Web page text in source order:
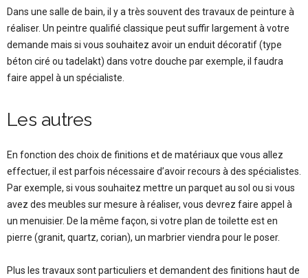
Dans une salle de bain, il y a très souvent des travaux de peinture à
réaliser. Un peintre qualifié classique peut suffir largement à votre
demande mais si vous souhaitez avoir un enduit décoratif (type
béton ciré ou tadelakt) dans votre douche par exemple, il faudra
faire appel à un spécialiste.
Les autres
En fonction des choix de finitions et de matériaux que vous allez
effectuer, il est parfois nécessaire d’avoir recours à des spécialistes.
Par exemple, si vous souhaitez mettre un parquet au sol ou si vous
avez des meubles sur mesure à réaliser, vous devrez faire appel à
un menuisier. De la même façon, si votre plan de toilette est en
pierre (granit, quartz, corian), un marbrier viendra pour le poser.
Plus les travaux sont particuliers et demandent des finitions haut de